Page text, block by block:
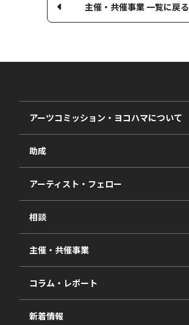
主催・共催事業 一覧に戻る
アーツコミッション・ヨコハマについて
事業紹介
事業報告書
助成
2027年度
2026年度
2025年度
2024年度
2023年度
過去の採択一覧
アーティスト・フェロー
相談
視察・ヒアリング・研究
相談依頼フォーム
主催・共催事業
コラム・レポート
新着情報